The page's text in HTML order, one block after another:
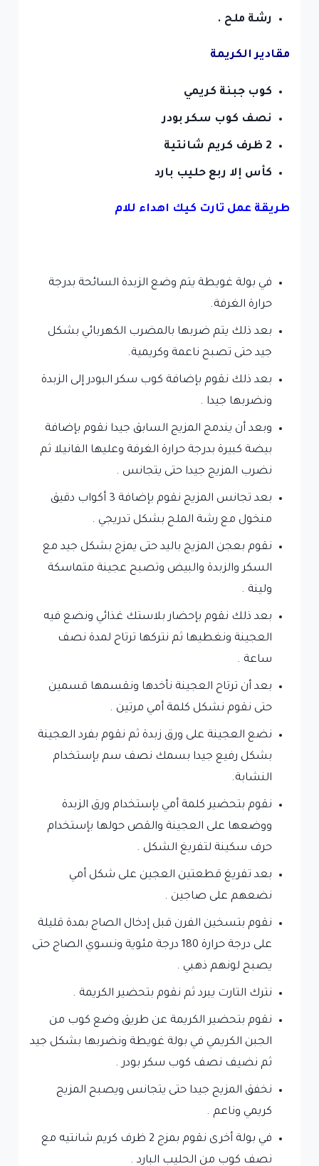
رشة ملح .
مقادير الكريمة
كوب جبنة كريمي
نصف كوب سكر بودر
2 ظرف كريم شانتية
كأس إلا ربع حليب بارد
طريقة عمل تارت كيك اهداء للام
في بولة غويطة يتم وضع الزبدة السائحة بدرجة
حرارة الغرفة.
بعد ذلك يتم ضربها بالمضرب الكهربائي بشكل
جيد حتى تصبح ناعمة وكريمية.
بعد ذلك نقوم بإضافة كوب سكر البودر إلى الزبدة
ونضربها جيدا .
وبعد أن يندمج المزيج السابق جيدا نقوم بإضافة
بيضة كبيرة بدرجة حرارة الغرفة وعليها الفانيلا ثم
نضرب المزيج جيدا حتى يتجانس .
بعد تجانس المزيج نقوم بإضافة 3 أكواب دقيق
منخول مع رشة الملح بشكل تدريجي .
نقوم بعجن المزيج باليد حتى يمزج بشكل جيد مع
السكر والزبدة والبيض وتصبح عجينة متماسكة
ولينة .
بعد ذلك نقوم بإحضار بلاستك غذائي ونضع فيه
العجينة ونغطيها ثم نتركها ترتاح لمدة نصف
ساعة .
بعد أن ترتاح العجينة نأخدها ونقسمها قسمين
حتى نقوم نشكل كلمة أمي مرتين .
نضع العجينة على ورق زبدة ثم نقوم بفرد العجينة
بشكل رفيع جيدا بسمك نصف سم بإستخدام
النشابة.
نقوم بتحضير كلمة أمي بإستخدام ورق الزبدة
ووضعها على العجينة والقص حولها بإستخدام
حرف سكينة لتفريغ الشكل .
بعد تفريغ قطعتين العجين على شكل أمي
نضعهم على صاجين .
نقوم بتسخين الفرن قبل إدخال الصاج بمدة قليلة
على درجة حرارة 180 درجة مئوية ونسوي الصاج حتى
يصبح لونهم ذهبي .
نترك التارت يبرد ثم نقوم بتحضير الكريمة .
نقوم بتحضير الكريمة عن طريق وضع كوب من
الجبن الكريمي في بولة غويطة ونضربها بشكل جيد
ثم نضيف نصف كوب سكر بودر .
نخفق المزيج جيدا حتى يتجانس ويصبح المزيج
كريمي وناعم .
في بولة أخرى نقوم بمزج 2 ظرف كريم شانتيه مع
نصف كوب من الحليب البارد .